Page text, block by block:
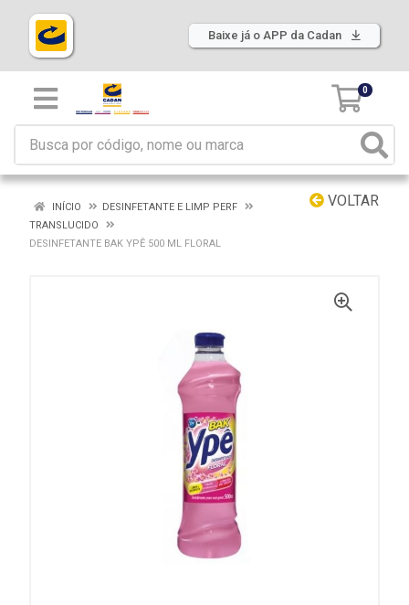
Baixe já o APP da Cadan
0
VOLTAR
INÍCIO
DESINFETANTE E LIMP PERF
TRANSLUCIDO
DESINFETANTE BAK YPÊ 500 ML FLORAL